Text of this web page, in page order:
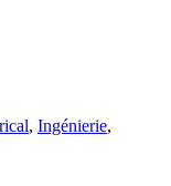
, Ingénierie,